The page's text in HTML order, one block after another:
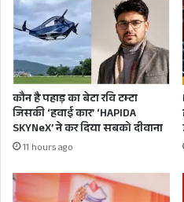
CM
ने
कही
ये
बड़ी
बात
कौन है पहाड़ का बेटा रवि टम्टा
जिसकी ‘हवाई कार’ ‘HAPIDA
SKYNeX’ ने कर दिया सबको दीवाना
11 hours ago